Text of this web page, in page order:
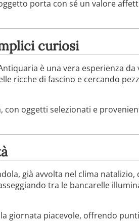
porta con sé un valore
curiosi
è una vera esperienza da
ricche di fascino e cercando
con oggetti selezionati e
già avvolta nel clima
tra le bancarelle
giornata piacevole, offrendo